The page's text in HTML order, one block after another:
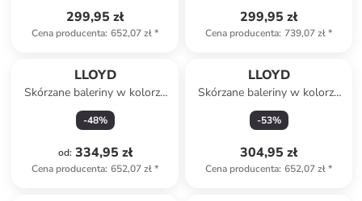
299,95 zł
Cena producenta: 652,07 zł*
299,95 zł
Cena producenta: 739,07 zł*
LLOYD
Skórzane baleriny w kolorze
żółtym
-48%
od: 334,95 zł
Cena producenta: 652,07 zł*
LLOYD
Skórzane baleriny w kolorze
szaro-beżowym
-53%
304,95 zł
Cena producenta: 652,07 zł*